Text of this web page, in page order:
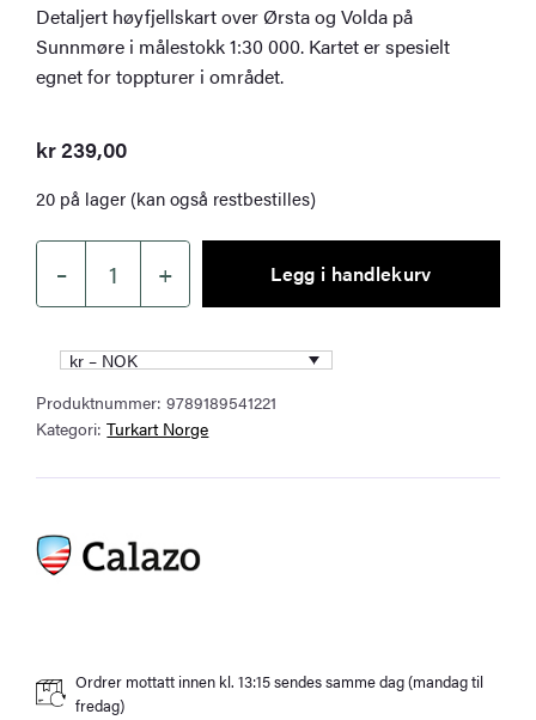
Detaljert høyfjellskart over Ørsta og Volda på
Sunnmøre i målestokk 1:30 000. Kartet er spesielt
egnet for toppturer i området.
kr239,00
20 på lager (kan også restbestilles)
–
Høyfjellskart
Sunnmøre:
Ørsta
Volda
1:30.000
+ Legg i handlekurv
kr – NOK
Produktnummer:9789189541221
Kategori:Turkart Norge
Ordrer mottatt innen kl. 13:15 sendes samme dag (mandag til
fredag)